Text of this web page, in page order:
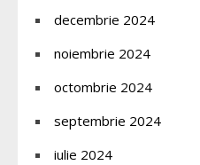
decembrie 2024
noiembrie 2024
octombrie 2024
septembrie 2024
iulie 2024